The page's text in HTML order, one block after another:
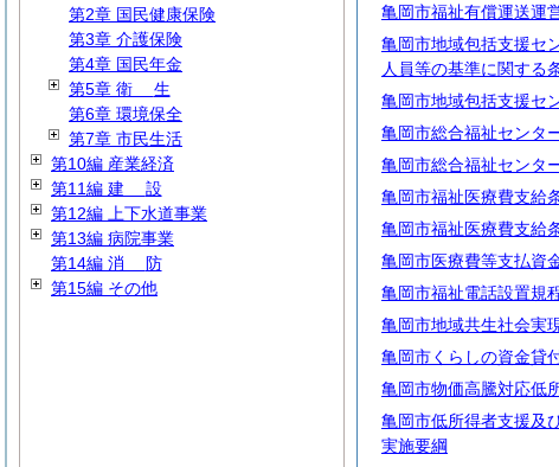
亀岡市福祉有償運送運
亀岡市地域包括支援セ
人員等の基準に関する
亀岡市地域包括支援セ
亀岡市総合福祉センタ
亀岡市総合福祉センタ
亀岡市福祉医療費支給
亀岡市福祉医療費支給
亀岡市医療費等支払資
亀岡市福祉電話設置規
亀岡市地域共生社会実
亀岡市くらしの資金貸
亀岡市物価高騰対応低
亀岡市低所得者支援及
実施要綱
第2章 国民健康保険
第3章 介護保険
第4章 国民年金
第5章 衛 生
第6章 環境保全
第7章 市民生活
第10編 産業経済
第11編 建 設
第12編 上下水道事業
第13編 病院事業
第14編 消 防
第15編 その他